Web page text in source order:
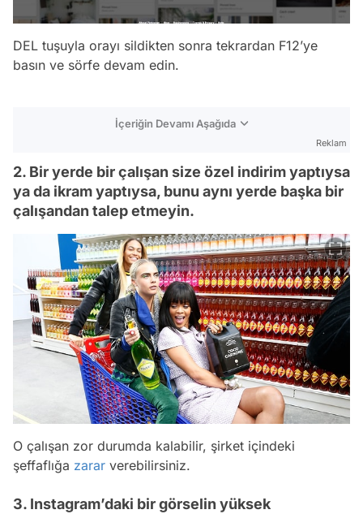
DEL tuşuyla orayı sildikten sonra tekrardan F12’ye
basın ve sörfe devam edin.
İçeriğin Devamı Aşağıda
Reklam
2. Bir yerde bir çalışan size özel indirim yaptıysa
ya da ikram yaptıysa, bunu aynı yerde başka bir
çalışandan talep etmeyin.
O çalışan zor durumda kalabilir, şirket içindeki
şeffaflığa zarar verebilirsiniz.
3. Instagram’daki bir görselin yüksek